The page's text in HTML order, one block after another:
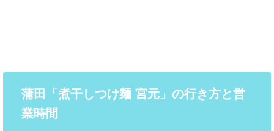
蒲田「煮干しつけ麺 宮元」の行き方と営
業時間